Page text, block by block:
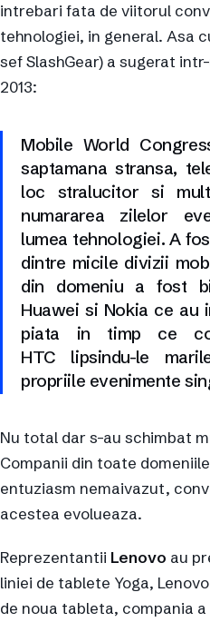
intrebari fata de viitorul
tehnologiei, in general. Asa
sef SlashGear) a sugerat
2013:
Mobile World
saptamana stransa,
loc stralucitor si
numararea zilelor
lumea tehnologiei. A
dintre micile divizii
din domeniu a fost
Huawei si Nokia ce au
piata in timp ce
HTC lipsindu-le
propriile evenimente
Nu total dar s-au schimbat
Companii din toate
entuziasm nemaivazut,
acestea evolueaza.
Reprezentantii Lenovo au
liniei de tablete Yoga,
de noua tableta, compania